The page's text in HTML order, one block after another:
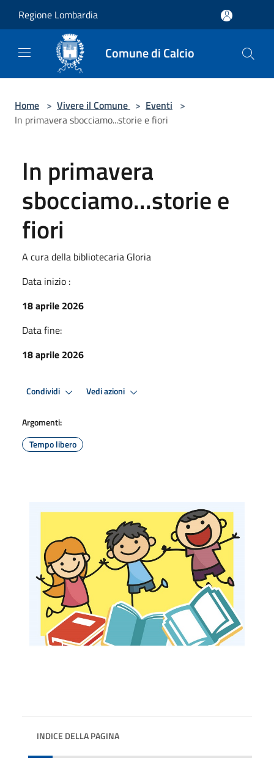
Regione Lombardia
Comune di Calcio
Home > Vivere il Comune > Eventi >
In primavera sbocciamo...storie e fiori
In primavera
sbocciamo...storie e
fiori
A cura della bibliotecaria Gloria
Data inizio :
18 aprile 2026
Data fine:
18 aprile 2026
Condividi Vedi azioni
Argomenti:
Tempo libero
INDICE DELLA PAGINA